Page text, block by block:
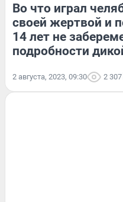
Во что играл
своей жертвой и
14 лет не
подробности
2 августа, 2023, 09:30 2 307